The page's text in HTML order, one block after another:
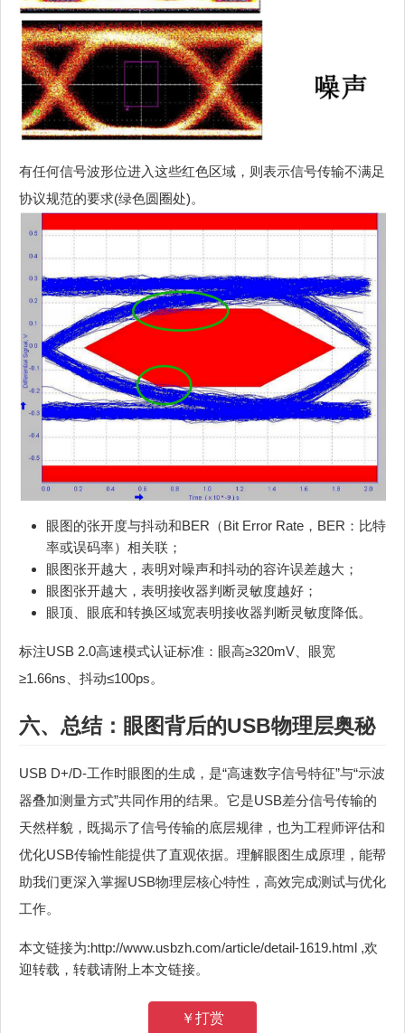
有任何信号波形位进入这些红色区域，则表示信号传输不满足
协议规范的要求(绿色圆圈处)。
眼图的张开度与抖动和BER（Bit Error Rate，BER：比特
率或误码率）相关联；
眼图张开越大，表明对噪声和抖动的容许误差越大；
眼图张开越大，表明接收器判断灵敏度越好；
眼顶、眼底和转换区域宽表明接收器判断灵敏度降低。
标注USB 2.0高速模式认证标准：眼高≥320mV、眼宽
≥1.66ns、抖动≤100ps。
六、总结：眼图背后的USB物理层奥秘
USB D+/D-工作时眼图的生成，是“高速数字信号特征”与“示波
器叠加测量方式”共同作用的结果。它是USB差分信号传输的
天然样貌，既揭示了信号传输的底层规律，也为工程师评估和
优化USB传输性能提供了直观依据。理解眼图生成原理，能帮
助我们更深入掌握USB物理层核心特性，高效完成测试与优化
工作。
本文链接为:http://www.usbzh.com/article/detail-1619.html ,欢
迎转载，转载请附上本文链接。
￥打赏